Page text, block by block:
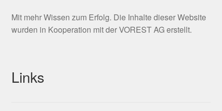
Mit mehr Wissen zum Erfolg. Die Inhalte dieser Website
wurden in Kooperation mit der VOREST AG erstellt.
Links